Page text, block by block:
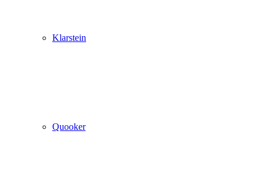
Klarstein
Quooker